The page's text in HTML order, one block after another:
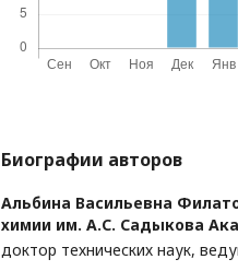
Биографии авторов
Альбина Васильевна
химии им. А.С. Садыкова
доктор технических наук,